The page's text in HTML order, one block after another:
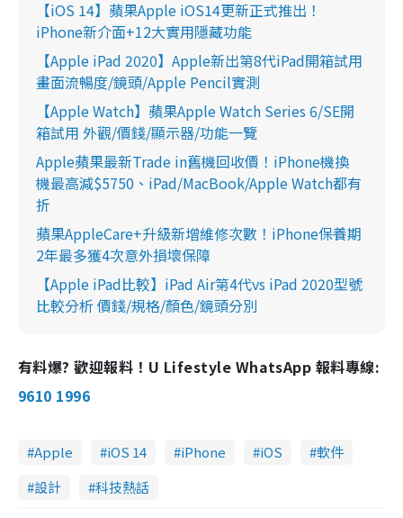
【iOS 14】蘋果Apple iOS14更新正式推出！
iPhone新介面+12大實用隱藏功能
【Apple iPad 2020】Apple新出第8代iPad開箱試用
畫面流暢度/鏡頭/Apple Pencil實測
【Apple Watch】蘋果Apple Watch Series 6/SE開
箱試用 外觀/價錢/顯示器/功能一覽
Apple蘋果最新Trade in舊機回收價！iPhone機換
機最高減$5750、iPad/MacBook/Apple Watch都有
折
蘋果AppleCare+升級新增維修次數！iPhone保養期
2年最多獲4次意外損壞保障
【Apple iPad比較】iPad Air第4代vs iPad 2020型號
比較分析 價錢/規格/顏色/鏡頭分別
有料爆? 歡迎報料！U Lifestyle WhatsApp 報料專線:
9610 1996
Apple iOS 14 iPhone iOS
軟件
設計
科技熱話